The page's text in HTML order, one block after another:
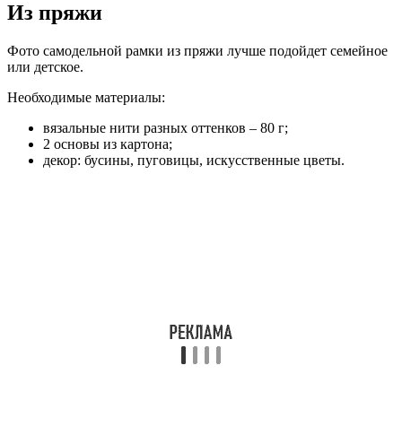
Из пряжи
Фото самодельной рамки из пряжи лучше подойдет семейное
или детское.
Необходимые материалы:
вязальные нити разных оттенков – 80 г;
2 основы из картона;
декор: бусины, пуговицы, искусственные цветы.